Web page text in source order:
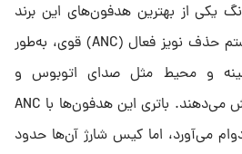
سامسونگ یکی از بهترین هدفون‌های این برند
است. این ایربادزها با سیستم حذف نویز فعال (ANC) قوی، به‌طور
و محیط مثل صدای اتوبوس و
گفت‌وگوهای اطراف را کاهش می‌دهند. باتری این هدفون‌ها با ANC
می‌آورد، اما کیس شارژ آن‌ها حدود